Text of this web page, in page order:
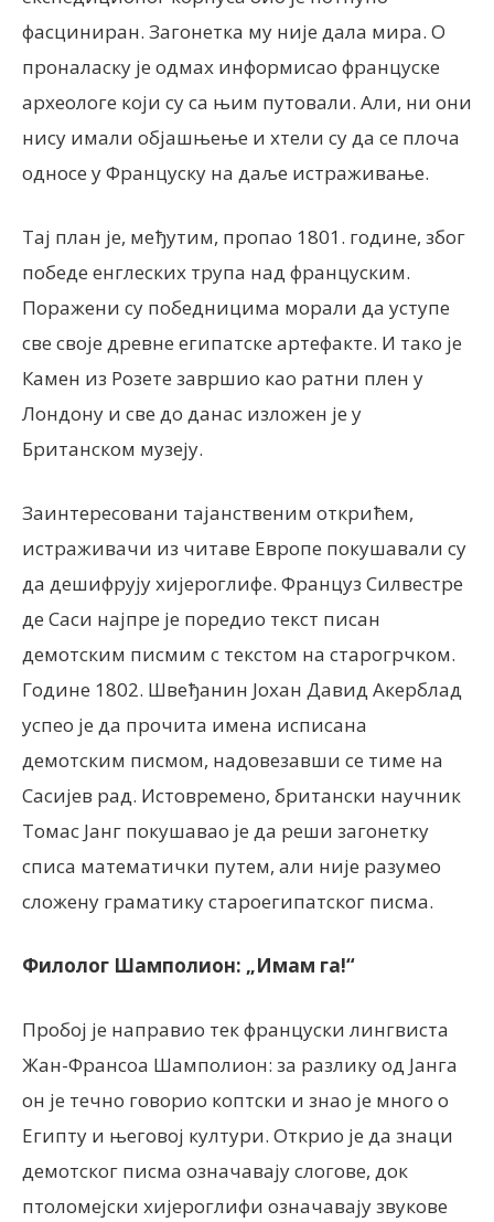
фасциниран. Загонетка му није дала мира. О
проналаску је одмах информисао француске
археологе који су са њим путовали. Али, ни они
нису имали објашњење и хтели су да се плоча
односе у Француску на даље истраживање.
Тај план је, међутим, пропао 1801. године, због
победе енглеских трупа над француским.
Поражени су победницима морали да уступе
све своје древне египатске артефакте. И тако је
Камен из Розете завршио као ратни плен у
Лондону и све до данас изложен је у
Британском музеју.
Заинтересовани тајанственим открићем,
истраживачи из читаве Европе покушавали су
да дешифрују хијероглифе. Француз Силвестре
де Саси најпре је поредио текст писан
демотским писмим с текстом на старогрчком.
Године 1802. Швеђанин Јохан Давид Акерблад
успео је да прочита имена исписана
демотским писмом, надовезавши се тиме на
Сасијев рад. Истовремено, британски научник
Томас Јанг покушавао је да реши загонетку
списа математички путем, али није разумео
сложену граматику староегипатског писма.
Филолог Шамполион: „Имам га!“
Пробој је направио тек француски лингвиста
Жан-Франсоа Шамполион: за разлику од Јанга
он је течно говорио коптски и знао је много о
Египту и његовој култури. Открио је да знаци
демотског писма означавају слогове, док
птоломејски хијероглифи означавају звукове